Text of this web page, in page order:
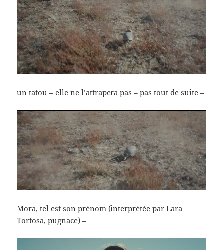
un tatou – elle ne l’attrapera pas – pas tout de suite –
Mora, tel est son prénom (interprétée par Lara
Tortosa, pugnace) –